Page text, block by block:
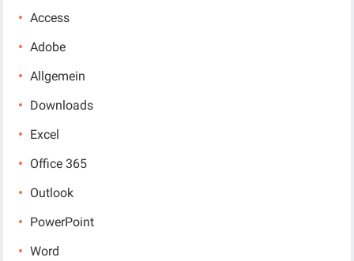
Access
Adobe
Allgemein
Downloads
Excel
Office 365
Outlook
PowerPoint
Word